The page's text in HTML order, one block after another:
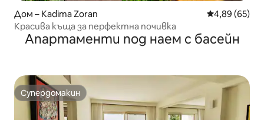
Дом – Kadima Zoran Средна
4,89 (65)
Красива къща за перфектна почивка
Апартаменти под наем с басейн
Супердомакин
Супердомакин